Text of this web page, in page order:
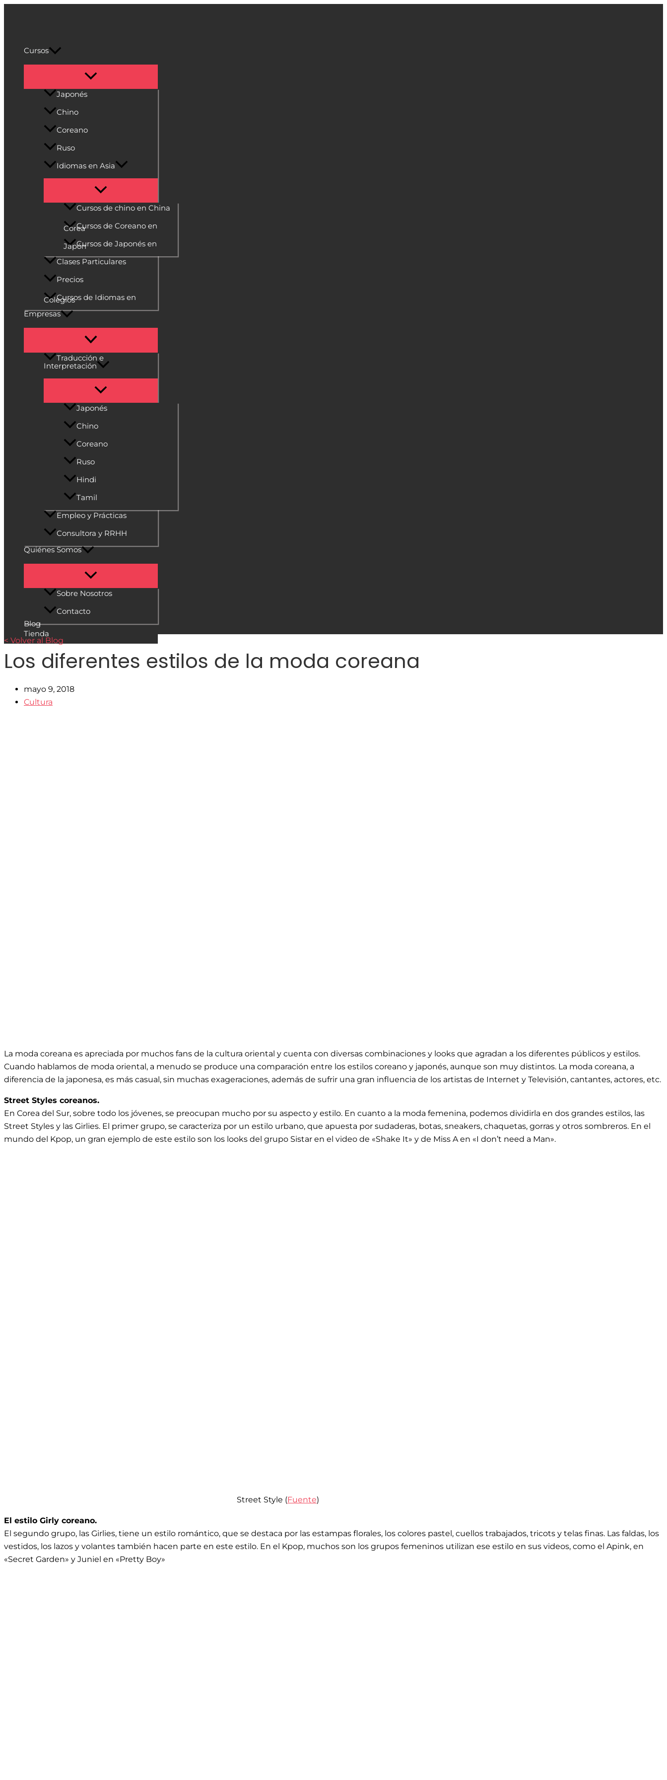
Ir
Cursos
Alternar
Japonés
Chino
Coreano
Ruso
Idiomas en Asia
Alternar
Cursos de chino en China
Cursos de Coreano en
Corea
Cursos de Japonés en
Japón
Clases Particulares
Precios
Cursos de Idiomas en
Colegios
Empresas
Alternar
Traducción e
Interpretación
Alternar
Japonés
Chino
Coreano
Ruso
Hindi
Tamil
Empleo y Prácticas
Consultora y RRHH
Quiénes Somos
Alternar
Sobre Nosotros
Contacto
Blog
Tienda
< Volver al Blog
Los diferentes estilos de la moda coreana
mayo 9, 2018
Cultura
La moda coreana es apreciada por muchos fans de la cultura oriental y cuenta con diversas combinaciones y looks que agradan a los diferentes públicos y estilos.
Cuando hablamos de moda oriental, a menudo se produce una comparación entre los estilos coreano y japonés, aunque son muy distintos. La moda coreana, a
diferencia de la japonesa, es más casual, sin muchas exageraciones, además de sufrir una gran influencia de los artistas de Internet y Televisión, cantantes, actores, etc.
Street Styles coreanos.
En Corea del Sur, sobre todo los jóvenes, se preocupan mucho por su aspecto y estilo. En cuanto a la moda femenina, podemos dividirla en dos grandes estilos, las
Street Styles y las Girlies. El primer grupo, se caracteriza por un estilo urbano, que apuesta por sudaderas, botas, sneakers, chaquetas, gorras y otros sombreros. En el
mundo del Kpop, un gran ejemplo de este estilo son los looks del grupo Sistar en el video de «Shake It» y de Miss A en «I don’t need a Man».
Street Style (Fuente)
El estilo Girly coreano.
El segundo grupo, las Girlies, tiene un estilo romántico, que se destaca por las estampas florales, los colores pastel, cuellos trabajados, tricots y telas finas. Las faldas, los
vestidos, los lazos y volantes también hacen parte en este estilo. En el Kpop, muchos son los grupos femeninos utilizan ese estilo en sus videos, como el Apink, en
«Secret Garden» y Juniel en «Pretty Boy»